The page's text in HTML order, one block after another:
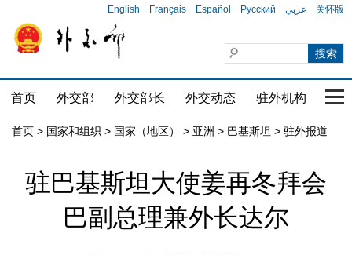
English Français Español Русский عربي 关怀版
首页 外交部 外交部长 外交动态 驻外机构 国
首页 > 国家和组织 > 国家（地区） > 亚洲 > 巴基斯坦 > 驻外报道
驻巴基斯坦大使姜再冬拜会
巴副总理兼外长达尔